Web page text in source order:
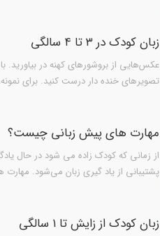
زبان کودک در ۳ تا ۴ سالگی
عکس‌هایی از بروشورهای کهنه در
تصویرهای خنده دار درست کنید. برای
مهارت های پیش زبانی چیست؟
از زمانی که کودک زاده می شود در حال
پشتیبانی از یاد گیری زبان می‌شود.
زبان کودک از زایش تا ۱ سالگی